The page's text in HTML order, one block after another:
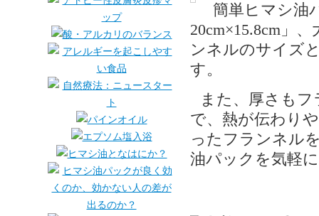
簡単ヒマシ油
20cm×15.8cm」
ンネルのサイズ
す。
また、厚さも
で、熱が伝わり
ったフランネル
油パックを気軽